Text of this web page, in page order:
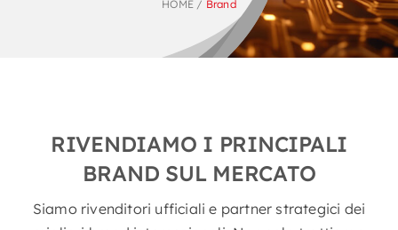
HOME / Brand
RIVENDIAMO I PRINCIPALI
BRAND SUL MERCATO
Siamo rivenditori ufficiali e partner strategici dei